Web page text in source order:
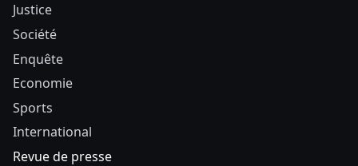
Justice
Société
Enquête
Economie
Sports
International
Revue de presse